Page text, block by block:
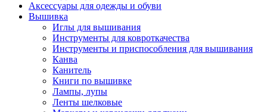
Аксессуары для одежды и обуви
Вышивка
Иглы для вышивания
Инструменты для ковроткачества
Инструменты и приспособления для вышивания
Канва
Канитель
Книги по вышивке
Лампы, лупы
Ленты шелковые